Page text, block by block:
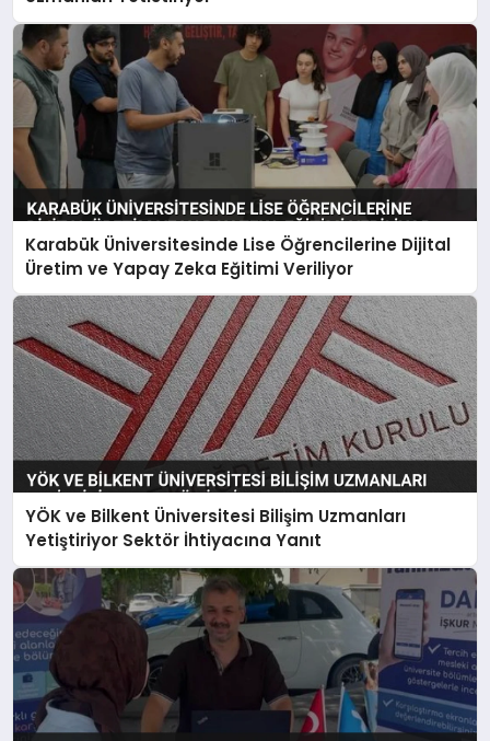
Karabük Üniversitesinde Lise Öğrencilerine Dijital
Üretim ve Yapay Zeka Eğitimi Veriliyor
YÖK ve Bilkent Üniversitesi Bilişim Uzmanları
Yetiştiriyor Sektör İhtiyacına Yanıt